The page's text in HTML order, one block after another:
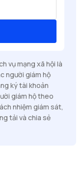
vụ mạng xã hội là
người giám hộ
ký tài khoản
giám hộ theo
nhiệm giám sát,
tải và chia sẻ